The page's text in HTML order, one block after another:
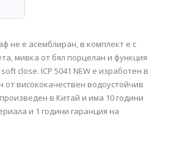
не е асемблиран, в комплект е с
мивка от бял порцелан и функция
close. ICP 5041 NEW е изработен в
от висококачествен водоустойчив
в Китай и има 10 години
и 1 години гаранция на